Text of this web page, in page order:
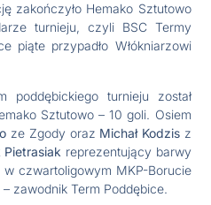
zakończyło Hemako Sztutowo
turnieju, czyli BSC Termy
piąte przypadło Włókniarzowi
poddębickiego turnieju został
Sztutowo – 10 goli. Osiem
ze Zgody oraz Michał Kodzisz
Pietrasiak reprezentujący barwy
czwartoligowym MKP-Borucie
– zawodnik Term Poddębice.